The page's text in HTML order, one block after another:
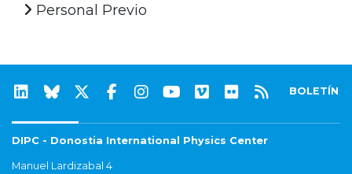
Personal Previo
BOLETÍN
DIPC - Donostia International Physics Center
Manuel Lardizabal 4